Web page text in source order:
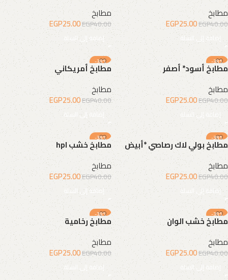
مطابخ
EGP40.00
EGP25.00
إضافة إلى السلة
مطابخ
EGP40.00
EGP25.00
إضافة إلى السلة
-38%
مطابخ أسود* أصفر
مطابخ
EGP40.00
EGP25.00
إضافة إلى السلة
-38%
مطابخ أمريكاني
مطابخ
EGP40.00
EGP25.00
إضافة إلى السلة
-38%
مطابخ بولي لاك رصاصي *أبيض
مطابخ
EGP40.00
EGP25.00
إضافة إلى السلة
-38%
مطابخ خشب hpl
مطابخ
EGP40.00
EGP25.00
إضافة إلى السلة
-38%
مطابخ خشب الوان
مطابخ
EGP40.00
EGP25.00
إضافة إلى السلة
-38%
مطابخ رخامية
مطابخ
EGP40.00
EGP25.00
إضافة إلى السلة